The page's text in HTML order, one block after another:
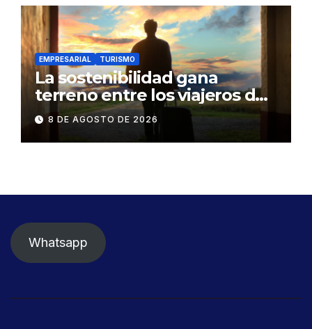
EMPRESARIAL TURISMO
La sostenibilidad gana
terreno entre los viajeros de
negocios
8 DE AGOSTO DE 2026
Whatsapp